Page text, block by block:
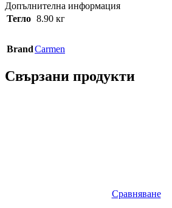
Допълнителна информация
Тегло 8.90 кг
BrandCarmen
Свързани продукти
Сравняване